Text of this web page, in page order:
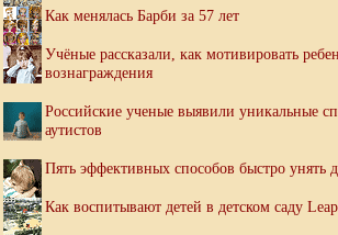
Как менялась Барби за 57 лет
Учёные рассказали, как мотивировать
вознаграждения
Российские ученые выявили уникальные
аутистов
Пять эффективных способов быстро унять
Как воспитывают детей в детском саду